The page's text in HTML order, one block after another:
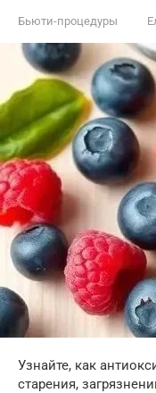
Бьюти-процедуры
Узнайте, как
старения,